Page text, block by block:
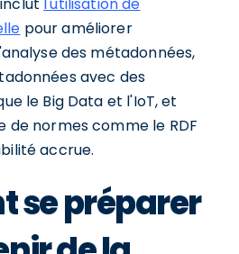
pour améliorer
des métadonnées,
avec des
le Big Data et l'IoT, et
de normes comme le RDF
accrue.
se préparer